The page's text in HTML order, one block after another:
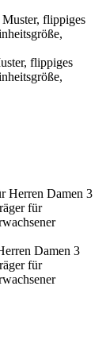
flippiges
Damen 3
für